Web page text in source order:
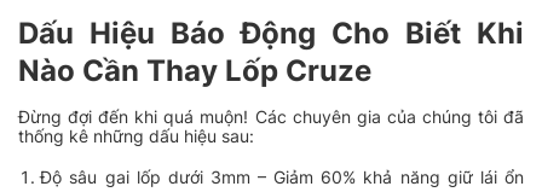
Dấu Hiệu Báo Động Cho Biết Khi
Nào Cần Thay Lốp Cruze
Đừng đợi đến khi quá muộn! Các chuyên gia của chúng tôi đã
thống kê những dấu hiệu sau:
Độ sâu gai lốp dưới 3mm – Giảm 60% khả năng giữ lái ổn